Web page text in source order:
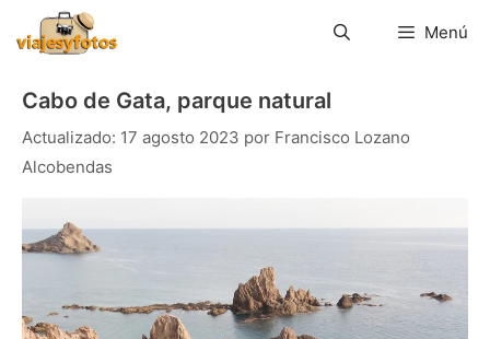
contenido
Menú
Cabo de Gata, parque natural
17 agosto 2023 por Francisco Lozano
Alcobendas